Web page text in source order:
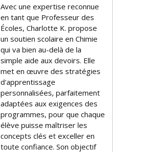
Avec une expertise reconnue
en tant que Professeur des
Écoles, Charlotte K. propose
un soutien scolaire en Chimie
qui va bien au-delà de la
simple aide aux devoirs. Elle
met en œuvre des stratégies
d'apprentissage
personnalisées, parfaitement
adaptées aux exigences des
programmes, pour que chaque
élève puisse maîtriser les
concepts clés et exceller en
toute confiance. Son objectif